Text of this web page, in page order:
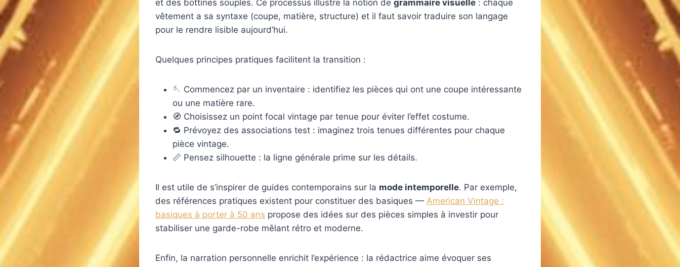
et des bottines souples. Ce processus illustre la notion de grammaire visuelle : chaque
vêtement a sa syntaxe (coupe, matière, structure) et il faut savoir traduire son langage
pour le rendre lisible aujourd’hui.
Quelques principes pratiques facilitent la transition :
🪡 Commencez par un inventaire : identifiez les pièces qui ont une coupe intéressante
ou une matière rare.
🧭 Choisissez un point focal vintage par tenue pour éviter l’effet costume.
🔁 Prévoyez des associations test : imaginez trois tenues différentes pour chaque
pièce vintage.
📏 Pensez silhouette : la ligne générale prime sur les détails.
Il est utile de s’inspirer de guides contemporains sur la mode intemporelle. Par exemple,
des références pratiques existent pour constituer des basiques — American Vintage :
basiques à porter à 50 ans propose des idées sur des pièces simples à investir pour
stabiliser une garde-robe mêlant rétro et moderne.
Enfin, la narration personnelle enrichit l’expérience : la rédactrice aime évoquer ses